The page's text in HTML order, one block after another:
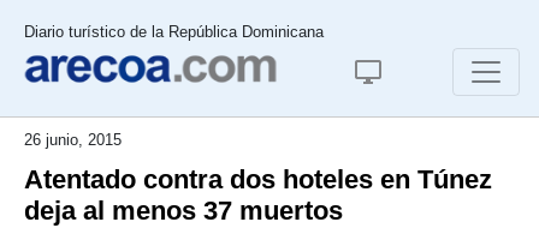
Diario turístico de la República Dominicana
26 junio, 2015
Atentado contra dos hoteles en Túnez
deja al menos 37 muertos